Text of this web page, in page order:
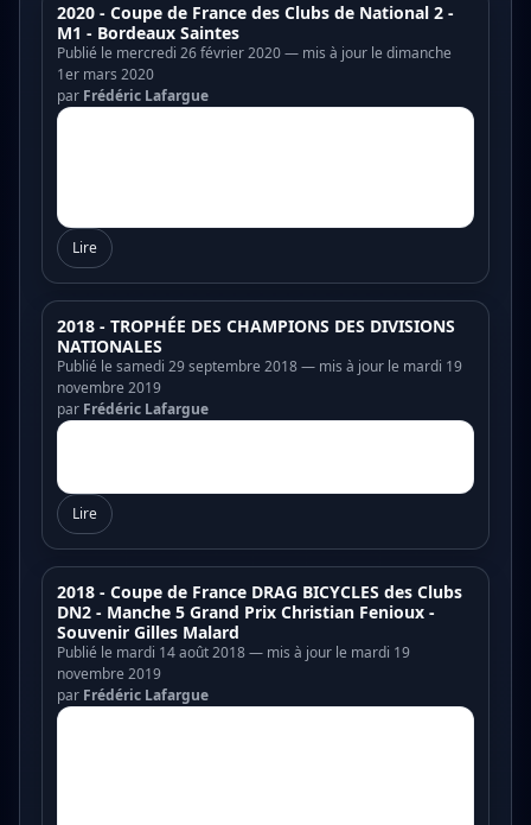
2020 - Coupe de France des Clubs de National 2 -
M1 - Bordeaux Saintes
Publié le mercredi 26 février 2020 — mis à jour le dimanche
1er mars 2020
par Frédéric Lafargue
Lire
2018 - TROPHÉE DES CHAMPIONS DES DIVISIONS
NATIONALES
Publié le samedi 29 septembre 2018 — mis à jour le mardi 19
novembre 2019
par Frédéric Lafargue
Lire
2018 - Coupe de France DRAG BICYCLES des Clubs
DN2 - Manche 5 Grand Prix Christian Fenioux -
Souvenir Gilles Malard
Publié le mardi 14 août 2018 — mis à jour le mardi 19
novembre 2019
par Frédéric Lafargue